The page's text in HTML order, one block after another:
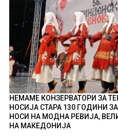
НЕМАМЕ КОНЗЕРВАТОРИ ЗА
НОСИЈА СТАРА 130 ГОДИНИ
НОСИ НА МОДНА РЕВИЈА,
НА МАКЕДОНИЈА